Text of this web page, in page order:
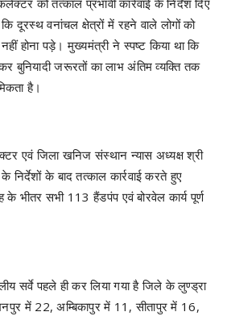
दूरस्थ वनांचल क्षेत्रों में रहने वाले लोगों को
होना पड़े। मुख्यमंत्री ने स्पष्ट किया था कि
बुनियादी जरूरतों का लाभ अंतिम व्यक्ति तक
है।
एवं जिला खनिज संस्थान न्यास अध्यक्ष श्री
के बाद तत्काल कार्रवाई करते हुए
के भीतर सभी 113 हैंडपंप एवं बोरवेल कार्य पूर्ण
सर्वे पहले ही कर लिया गया है जिले के लुण्ड्रा
में 22, अम्बिकापुर में 11, सीतापुर में 16,